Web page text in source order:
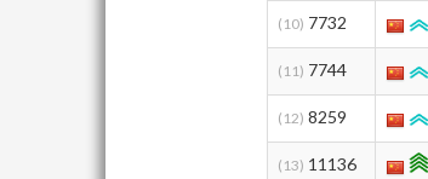
(10) 7732
(11) 7744
(12) 8259
(13) 11136